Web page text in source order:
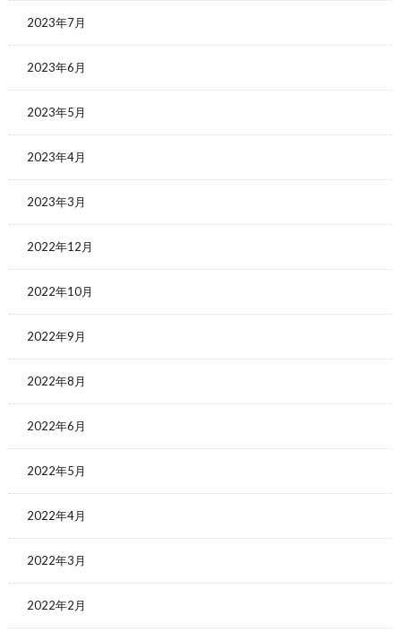
2023年7月
2023年6月
2023年5月
2023年4月
2023年3月
2022年12月
2022年10月
2022年9月
2022年8月
2022年6月
2022年5月
2022年4月
2022年3月
2022年2月